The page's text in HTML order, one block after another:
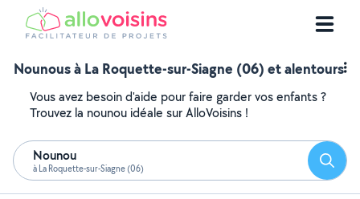
Nounous à La Roquette-sur-Siagne (06) et alentours
Vous avez besoin d'aide pour faire garder vos enfants ?
Trouvez la nounou idéale sur AlloVoisins !
Nounou
à La Roquette-sur-Siagne (06)